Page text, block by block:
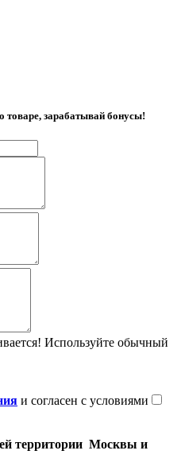
товаре, зарабатывай бонусы!
Используйте обычный
и согласен с условиями
территории Москвы и